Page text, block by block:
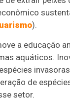
).
a educação
aquáticos.
de
setor.